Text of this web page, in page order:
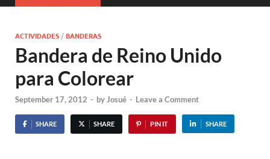
ACTIVIDADES /BANDERAS
Bandera de Reino Unido
para Colorear
September 17, 2012 - byJosué - Leave a Comment
SHARE SHARE PIN IT SHARE